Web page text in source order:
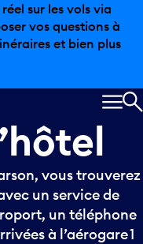
sur les vols via
vos questions à
et bien plus
vous trouverez
un service de
un téléphone
à l’aérogare 1